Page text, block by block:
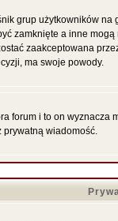
grup użytkowników
zamknięte a inne
zaakceptowana
ma swoje powody.
forum i to on
prywatną wiadomość.